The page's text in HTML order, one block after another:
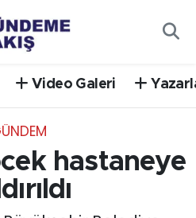
Video Galeri
hastaneye
ve Fikstür